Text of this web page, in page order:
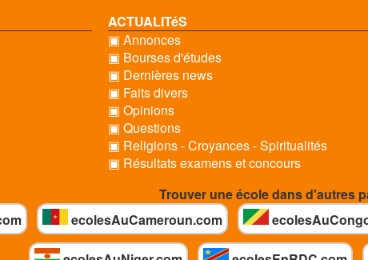
ACTUALITéS
▣ Annonces
▣ Bourses d'études
▣ Dernières news
▣ Faits divers
▣ Opinions
▣ Questions
▣ Religions - Croyances - Spiritualités
▣ Résultats examens et concours
Trouver une école dans d'autres
ecolesAuCameroun.com